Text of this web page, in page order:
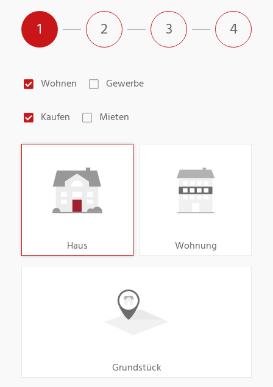
1 2 3 4
Wohnen Gewerbe
Kaufen Mieten
Haus Wohnung
Grundstück